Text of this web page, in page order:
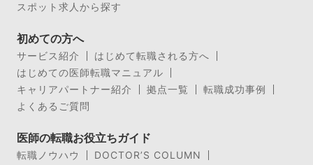
スポット求人から探す
初めての方へ
サービス紹介
はじめて転職される方へ
はじめての医師転職マニュアル
キャリアパートナー紹介
拠点一覧
転職成功事例
よくあるご質問
医師の転職お役立ちガイド
転職ノウハウ
DOCTOR’S COLUMN